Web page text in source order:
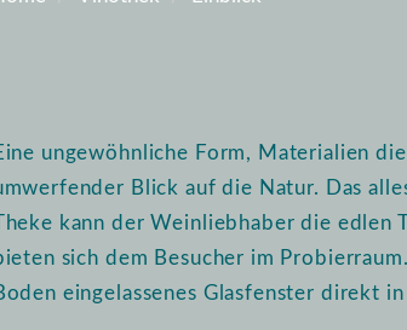
ungewöhnliche Form, Materialien
Blick auf die Natur. Das
kann der Weinliebhaber die edlen
sich dem Besucher im
eingelassenes Glasfenster direkt